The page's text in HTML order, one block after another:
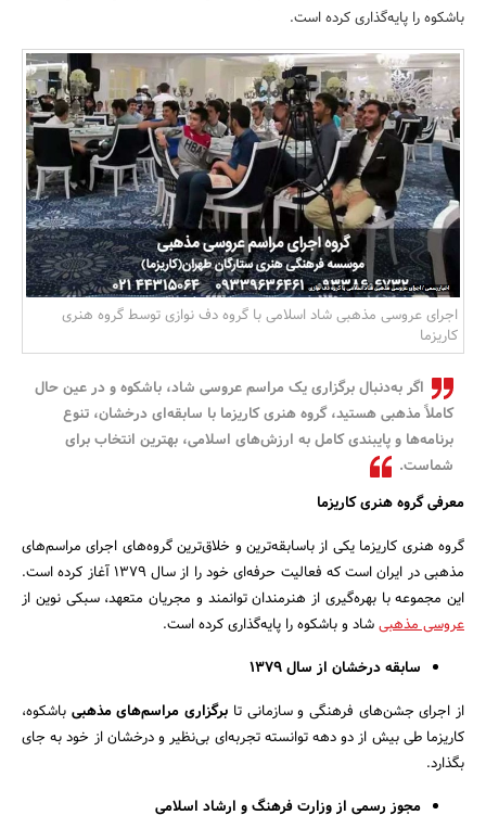
مسکن و ساختمان
باشکوه را پایه‌گذاری کرده است.
اجرای عروسی مذهبی شاد اسلامی با گروه دف نوازی توسط گروه هنری
کاریزما
اگر به‌دنبال برگزاری یک مراسم عروسی شاد، باشکوه و در عین حال
کاملاً مذهبی هستید، گروه هنری کاریزما با سابقه‌ای درخشان، تنوع
برنامه‌ها و پایبندی کامل به ارزش‌های اسلامی، بهترین انتخاب برای
شماست.
معرفی گروه هنری کاریزما
گروه هنری کاریزما یکی از باسابقه‌ترین و خلاق‌ترین گروه‌های اجرای مراسم‌های
مذهبی در ایران است که فعالیت حرفه‌ای خود را از سال ۱۳۷۹ آغاز کرده است.
این مجموعه با بهره‌گیری از هنرمندان توانمند و مجریان متعهد، سبکی نوین از
عروسی‌ مذهبیشاد و باشکوه را پایه‌گذاری کرده است.
سابقه درخشان از سال ۱۳۷۹
از اجرای جشن‌های فرهنگی و سازمانی تا برگزاری مراسم‌های مذهبی باشکوه،
کاریزما طی بیش از دو دهه توانسته تجربه‌ای بی‌نظیر و درخشان از خود به جای
بگذارد.
مجوز رسمی از وزارت فرهنگ و ارشاد اسلامی